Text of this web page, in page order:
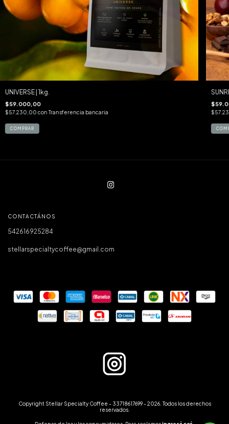
UNIVERSE | 1kg.
$59.000,00
$57.230,00con Transferencia bancaria
COMPRAR
CONTACTÁNOS
542616925284
stellarspecialtycoffee@gmail.com
Copyright Stellar Specialty Coffee - 33718617699 - 2026. Todos los derechos
reservados.